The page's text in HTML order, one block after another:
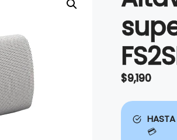
$9,190
HASTA
💳